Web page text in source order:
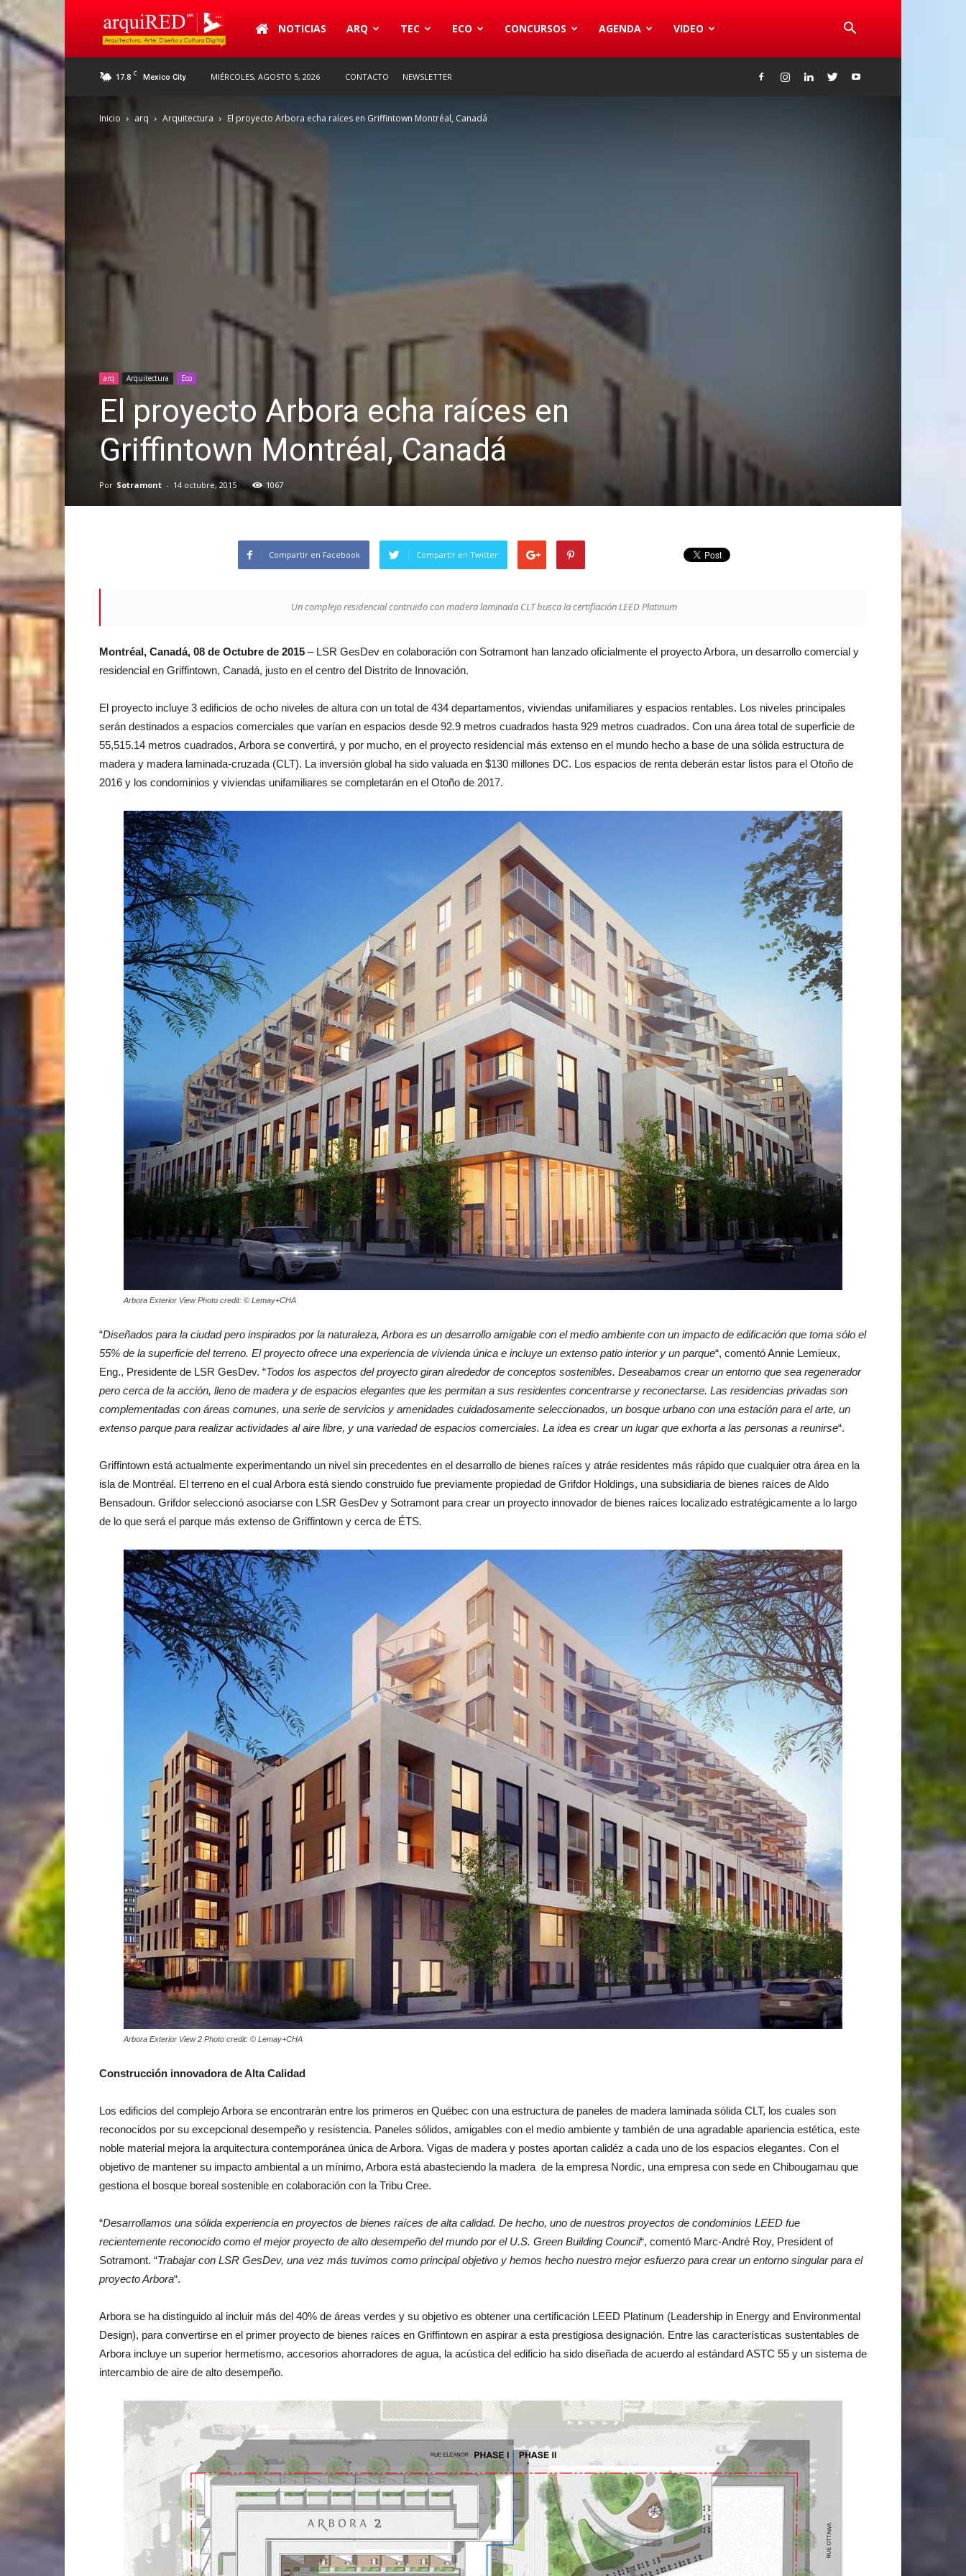
arquiREDNOTICIAS ARQ TEC ECO CONCURSOS AGENDA VIDEO
17.8 C Mexico City MIÉRCOLES, AGOSTO 5, 2026 CONTACTO NEWSLETTER
Inicio arq Arquitectura El proyecto Arbora echa raíces en Griffintown Montréal, Canadá
arq Arquitectura Eco
El proyecto Arbora echa raíces en
Griffintown Montréal, Canadá
Por Sotramont - 14 octubre, 2015 1067
Compartir en Facebook Compartir en Twitter
Un complejo residencial contruido con madera laminada CLT busca la certifiación LEED Platinum
Montréal, Canadá, 08 de Octubre de 2015 – LSR GesDev en colaboración con Sotramont han lanzado oficialmente el proyecto Arbora, un desarrollo comercial y
residencial en Griffintown, Canadá, justo en el centro del Distrito de Innovación.
El proyecto incluye 3 edificios de ocho niveles de altura con un total de 434 departamentos, viviendas unifamiliares y espacios rentables. Los niveles principales
serán destinados a espacios comerciales que varían en espacios desde 92.9 metros cuadrados hasta 929 metros cuadrados. Con una área total de superficie de
55,515.14 metros cuadrados, Arbora se convertirá, y por mucho, en el proyecto residencial más extenso en el mundo hecho a base de una sólida estructura de
madera y madera laminada-cruzada (CLT). La inversión global ha sido valuada en $130 millones DC. Los espacios de renta deberán estar listos para el Otoño de
2016 y los condominios y viviendas unifamiliares se completarán en el Otoño de 2017.
Arbora Exterior View Photo credit: © Lemay+CHA
“Diseñados para la ciudad pero inspirados por la naturaleza, Arbora es un desarrollo amigable con el medio ambiente con un impacto de edificación que toma sólo el
55% de la superficie del terreno. El proyecto ofrece una experiencia de vivienda única e incluye un extenso patio interior y un parque“, comentó Annie Lemieux,
Eng., Presidente de LSR GesDev. “Todos los aspectos del proyecto giran alrededor de conceptos sostenibles. Deseabamos crear un entorno que sea regenerador
pero cerca de la acción, lleno de madera y de espacios elegantes que les permitan a sus residentes concentrarse y reconectarse. Las residencias privadas son
complementadas con áreas comunes, una serie de servicios y amenidades cuidadosamente seleccionados, un bosque urbano con una estación para el arte, un
extenso parque para realizar actividades al aire libre, y una variedad de espacios comerciales. La idea es crear un lugar que exhorta a las personas a reunirse“.
Griffintown está actualmente experimentando un nivel sin precedentes en el desarrollo de bienes raíces y atráe residentes más rápido que cualquier otra área en la
isla de Montréal. El terreno en el cual Arbora está siendo construido fue previamente propiedad de Grifdor Holdings, una subsidiaria de bienes raíces de Aldo
Bensadoun. Grifdor seleccionó asociarse con LSR GesDev y Sotramont para crear un proyecto innovador de bienes raíces localizado estratégicamente a lo largo
de lo que será el parque más extenso de Griffintown y cerca de ÉTS.
Arbora Exterior View 2 Photo credit: © Lemay+CHA
Construcción innovadora de Alta Calidad
Los edificios del complejo Arbora se encontrarán entre los primeros en Québec con una estructura de paneles de madera laminada sólida CLT, los cuales son
reconocidos por su excepcional desempeño y resistencia. Paneles sólidos, amigables con el medio ambiente y también de una agradable apariencia estética, este
noble material mejora la arquitectura contemporánea única de Arbora. Vigas de madera y postes aportan calidéz a cada uno de los espacios elegantes. Con el
objetivo de mantener su impacto ambiental a un mínimo, Arbora está abasteciendo la madera de la empresa Nordic, una empresa con sede en Chibougamau que
gestiona el bosque boreal sostenible en colaboración con la Tribu Cree.
“Desarrollamos una sólida experiencia en proyectos de bienes raíces de alta calidad. De hecho, uno de nuestros proyectos de condominios LEED fue
recientemente reconocido como el mejor proyecto de alto desempeño del mundo por el U.S. Green Building Council“, comentó Marc-André Roy, President of
Sotramont. “Trabajar con LSR GesDev, una vez más tuvimos como principal objetivo y hemos hecho nuestro mejor esfuerzo para crear un entorno singular para el
proyecto Arbora“.
Arbora se ha distinguido al incluir más del 40% de áreas verdes y su objetivo es obtener una certificación LEED Platinum (Leadership in Energy and Environmental
Design), para convertirse en el primer proyecto de bienes raíces en Griffintown en aspirar a esta prestigiosa designación. Entre las características sustentables de
Arbora incluye un superior hermetismo, accesorios ahorradores de agua, la acústica del edificio ha sido diseñada de acuerdo al estándard ASTC 55 y un sistema de
intercambio de aire de alto desempeño.